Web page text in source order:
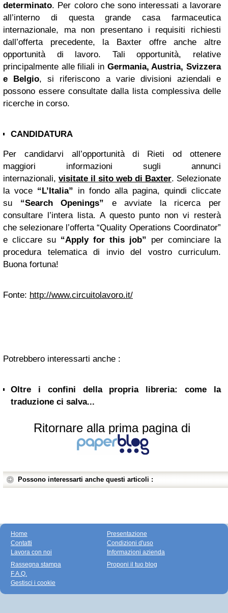
determinato. Per coloro che sono interessati a lavorare
all’interno di questa grande casa farmaceutica
internazionale, ma non presentano i requisiti richiesti
dall’offerta precedente, la Baxter offre anche altre
opportunità di lavoro. Tali opportunità, relative
principalmente alle filiali in Germania, Austria, Svizzera
e Belgio, si riferiscono a varie divisioni aziendali e
possono essere consultate dalla lista complessiva delle
ricerche in corso.
CANDIDATURA
Per candidarvi all’opportunità di Rieti od ottenere
maggiori informazioni sugli annunci
internazionali, visitate il sito web di Baxter. Selezionate
la voce “L’Italia” in fondo alla pagina, quindi cliccate
su “Search Openings” e avviate la ricerca per
consultare l’intera lista. A questo punto non vi resterà
che selezionare l’offerta “Quality Operations Coordinator”
e cliccare su “Apply for this job” per cominciare la
procedura telematica di invio del vostro curriculum.
Buona fortuna!
Fonte: http://www.circuitolavoro.it/
Potrebbero interessarti anche :
Oltre i confini della propria libreria: come la
traduzione ci salva...
Ritornare alla prima pagina di
Possono interessarti anche questi articoli :
Home
Contatti
Lavora con noi
Presentazione
Condizioni d'uso
Informazioni azienda
Rassegna stampa
F.A.Q.
Gestisci i cookie
Proponi il tuo blog